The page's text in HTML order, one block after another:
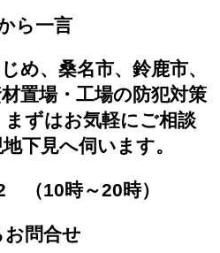
ら一言
め、桑名市、鈴鹿市、
置場・工場の防犯対策
ずはお気軽にご相談
下見へ伺います。
（10時～20時）
問合せ